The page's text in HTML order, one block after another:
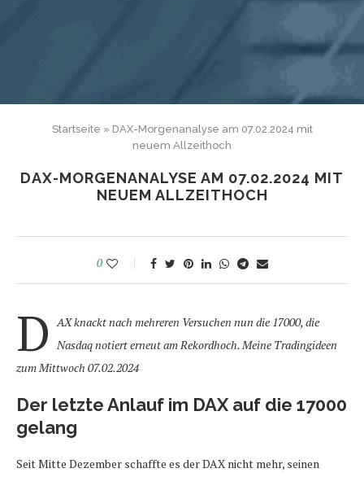
Startseite » DAX-Morgenanalyse am 07.02.2024 mit
neuem Allzeithoch
DAX-MORGENANALYSE AM 07.02.2024 MIT
NEUEM ALLZEITHOCH
0
D
AX knackt nach mehreren Versuchen nun die 17000, die
Nasdaq notiert erneut am Rekordhoch. Meine Tradingideen
zum Mittwoch 07.02.2024
Der letzte Anlauf im DAX auf die 17000
gelang
Seit Mitte Dezember schaffte es der DAX nicht mehr, seinen